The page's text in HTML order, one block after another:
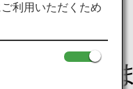
となりま
利用いただくため